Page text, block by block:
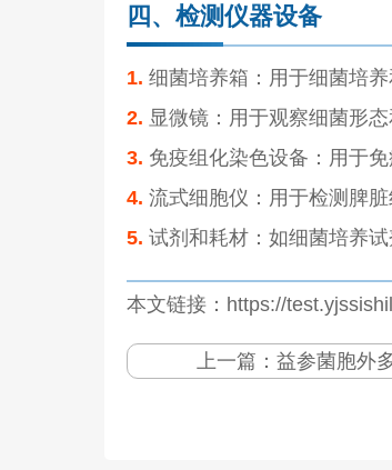
四、检测仪器设备
1. 细菌培养箱：用于细菌培养
2. 显微镜：用于观察细菌形态
3. 免疫组化染色设备：用于免
4. 流式细胞仪：用于检测脾
5. 试剂和耗材：如细菌培养
本文链接：https://
上一篇： 益参菌胞外